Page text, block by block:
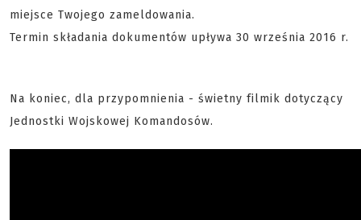
miejsce Twojego zameldowania.
Termin składania dokumentów upływa 30 września 2016 r.
Na koniec, dla przypomnienia - świetny filmik dotyczący
Jednostki Wojskowej Komandosów.